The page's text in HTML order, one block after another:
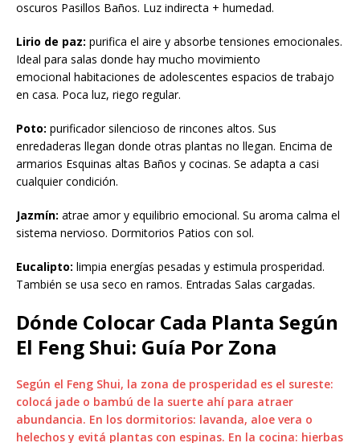
oscuros Pasillos Baños. Luz indirecta + humedad.
Lirio de paz: purifica el aire y absorbe tensiones emocionales.
Ideal para salas donde hay mucho movimiento
emocional habitaciones de adolescentes espacios de trabajo
en casa. Poca luz, riego regular.
Poto: purificador silencioso de rincones altos. Sus
enredaderas llegan donde otras plantas no llegan. Encima de
armarios Esquinas altas Baños y cocinas. Se adapta a casi
cualquier condición.
Jazmín: atrae amor y equilibrio emocional. Su aroma calma el
sistema nervioso. Dormitorios Patios con sol.
Eucalipto: limpia energías pesadas y estimula prosperidad.
También se usa seco en ramos. Entradas Salas cargadas.
Dónde Colocar Cada Planta Según
El Feng Shui: Guía Por Zona
Según el Feng Shui, la zona de prosperidad es el sureste:
colocá jade o bambú de la suerte ahí para atraer
abundancia. En los dormitorios: lavanda, aloe vera o
helechos y evitá plantas con espinas. En la cocina: hierbas